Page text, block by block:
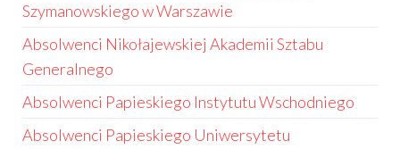
Szymanowskiego w Warszawie
Absolwenci Nikołajewskiej Akademii Sztabu
Generalnego
Absolwenci Papieskiego Instytutu Wschodniego
Absolwenci Papieskiego Uniwersytetu